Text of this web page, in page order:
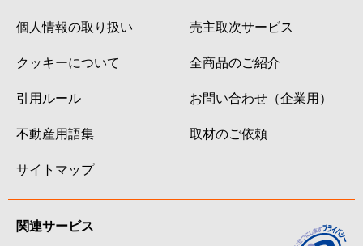
個人情報の取り扱い
クッキーについて
引用ルール
不動産用語集
サイトマップ
売主取次サービス
全商品のご紹介
お問い合わせ（企業用）
取材のご依頼
関連サービス